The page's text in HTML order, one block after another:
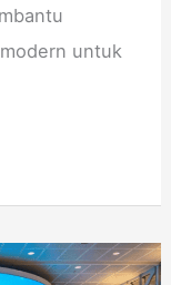
untuk